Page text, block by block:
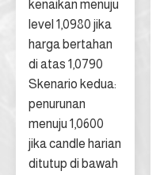
kenaikan menuju
level 1,0980 jika
harga bertahan
di atas 1,0790
Skenario kedua:
penurunan
menuju 1,0600
jika candle harian
ditutup di bawah